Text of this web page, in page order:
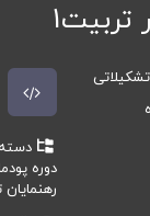
تربیت1
دوره